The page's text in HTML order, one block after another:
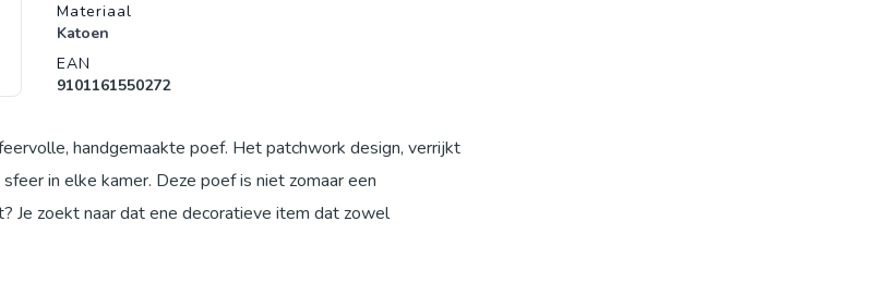
Materiaal
Katoen
EAN
9101161550272
handgemaakte poef. Het patchwork design, verrijkt
in elke kamer. Deze poef is niet zomaar een
Je zoekt naar dat ene decoratieve item dat zowel
bijzettafel. Vaak zijn zulke items te massaal